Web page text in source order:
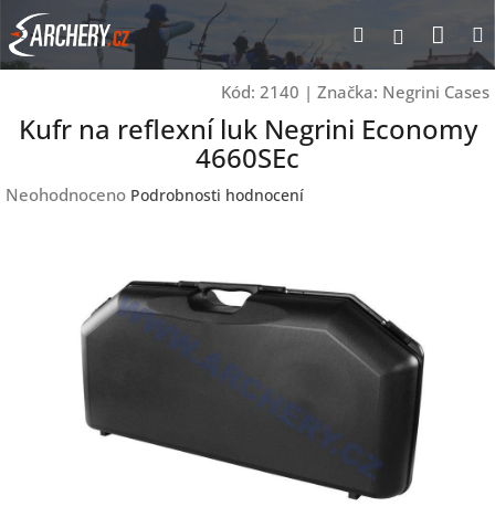
Přejít
na
obsah
Hledat
Kód: 2140 | Značka: Negrini Cases
Kufr na reflexní luk Negrini Economy
4660SEc
Průměrné
hvězdiček.
Neohodnoceno Podrobnosti hodnocení